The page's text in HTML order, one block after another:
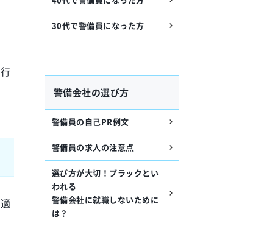
30代で警備員になった方
警備会社の選び方
警備員の自己PR例文
警備員の求人の注意点
選び方が大切！ブラックとい
われる
警備会社に就職しないために
は？